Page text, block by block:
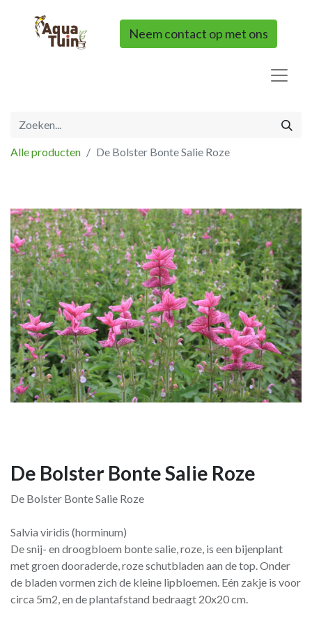
Neem contact op met ons
Alle producten De Bolster Bonte Salie Roze
De Bolster Bonte Salie Roze
De Bolster Bonte Salie Roze
Salvia viridis (horminum)
De snij- en droogbloem bonte salie, roze, is een bijenplant
met groen dooraderde, roze schutbladen aan de top. Onder
de bladen vormen zich de kleine lipbloemen. Eén zakje is voor
circa 5m2, en de plantafstand bedraagt 20x20 cm.